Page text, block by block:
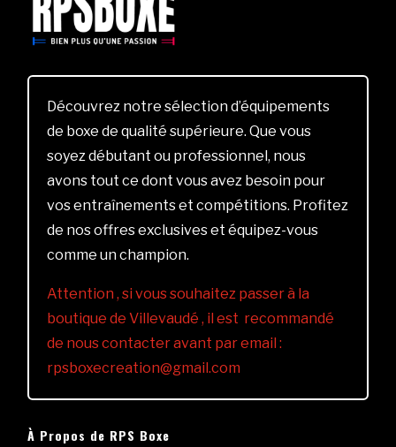
Découvrez notre sélection d’équipements
de boxe de qualité supérieure. Que vous
soyez débutant ou professionnel, nous
avons tout ce dont vous avez besoin pour
vos entraînements et compétitions. Profitez
de nos offres exclusives et équipez-vous
comme un champion.
Attention , si vous souhaitez passer à la
boutique de Villevaudé , il est recommandé
de nous contacter avant par email :
rpsboxecreation@gmail.com
À Propos de RPS Boxe